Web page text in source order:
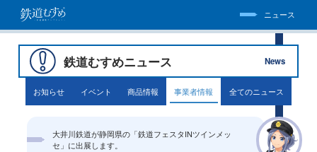
ニュース
鉄道むすめニュース News
お知らせ イベント 商品情報 事業者情報 全てのニュース
大井川鉄道が静岡県の「鉄道フェスタINツインメッ
セ」に出展します。